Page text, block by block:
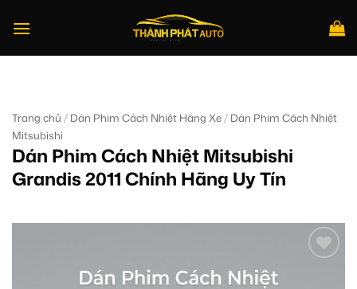
qua
Trang chủ / Dán Phim Cách Nhiệt Hãng Xe/ Dán Phim Cách Nhiệt
Mitsubishi
Dán Phim Cách Nhiệt Mitsubishi
Grandis 2011 Chính Hãng Uy Tín